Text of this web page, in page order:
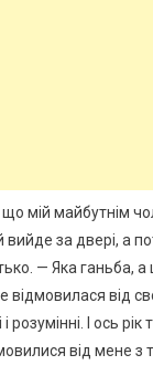
мій майбутнім
вийде за двері, а
— Яка ганьба, а
відмовилася від
І ось рік
від мене з